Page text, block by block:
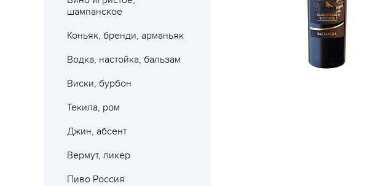
шампанское
Коньяк, бренди, арманьяк
Водка, настойка, бальзам
Виски, бурбон
Текила, ром
Джин, абсент
Вермут, ликер
Пиво Россия